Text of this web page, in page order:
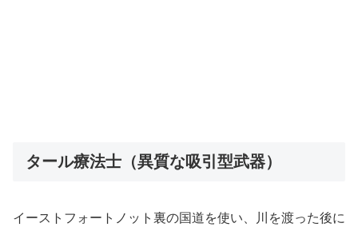
タール療法士（異質な吸引型武器）
イーストフォートノット裏の国道を使い、川を渡った後に